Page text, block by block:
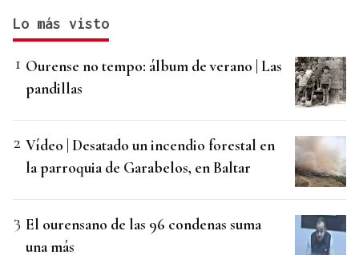
Lo más visto
Ourense no tempo: álbum de verano | Las
pandillas
Vídeo | Desatado un incendio forestal en
la parroquia de Garabelos, en Baltar
El ourensano de las 96 condenas suma
una más